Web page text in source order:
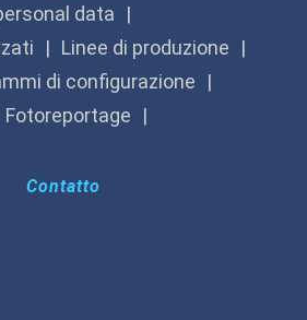
data
Linee di produzione
di configurazione
Fotoreportage
Contatto